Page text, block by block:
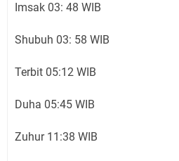
Imsak 03: 48 WIB
Shubuh 03: 58 WIB
Terbit 05:12 WIB
Duha 05:45 WIB
Zuhur 11:38 WIB